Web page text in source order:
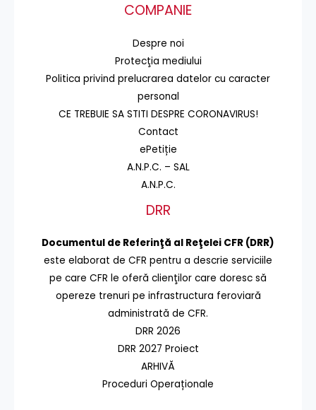
COMPANIE
Despre noi
Protecţia mediului
Politica privind prelucrarea datelor cu caracter
personal
CE TREBUIE SA STITI DESPRE CORONAVIRUS!
Contact
ePetiție
A.N.P.C. – SAL
A.N.P.C.
DRR
Documentul de Referinţă al Reţelei CFR (DRR)
este elaborat de CFR pentru a descrie serviciile
pe care CFR le oferă clienţilor care doresc să
opereze trenuri pe infrastructura feroviară
administrată de CFR.
DRR 2026
DRR 2027 Proiect
ARHIVĂ
Proceduri Operaționale